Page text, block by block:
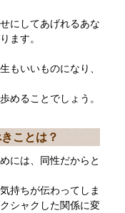
にしてあげれるあな
ます。
もいいものになり、
めることでしょう。
ことは？
には、同性だからと
持ちが伝わってしま
シャクした関係に変